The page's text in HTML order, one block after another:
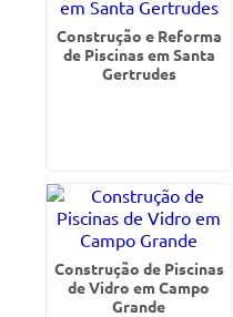
Construção e Reforma
de Piscinas em Santa
Gertrudes
Construção de Piscinas
de Vidro em Campo
Grande